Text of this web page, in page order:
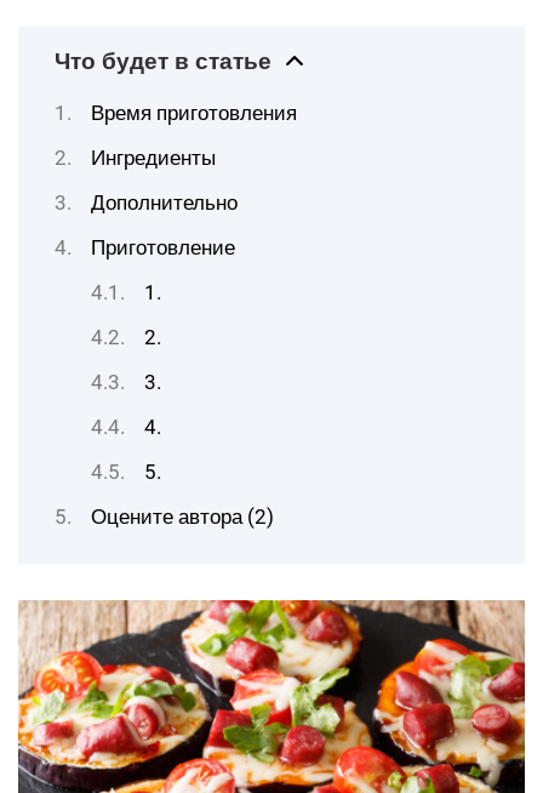
Что будет в статье
Время приготовления
Ингредиенты
Дополнительно
Приготовление
1.
2.
3.
4.
5.
Оцените автора (2)